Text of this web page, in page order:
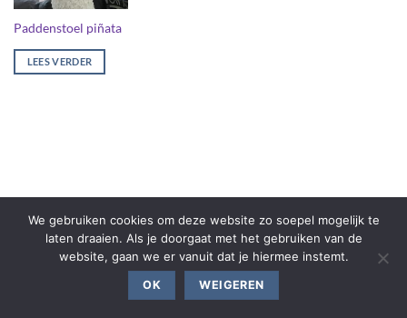
Paddenstoel piñata
LEES VERDER
We gebruiken cookies om deze website zo soepel mogelijk te
laten draaien. Als je doorgaat met het gebruiken van de
website, gaan we er vanuit dat je hiermee instemt.
OK WEIGEREN